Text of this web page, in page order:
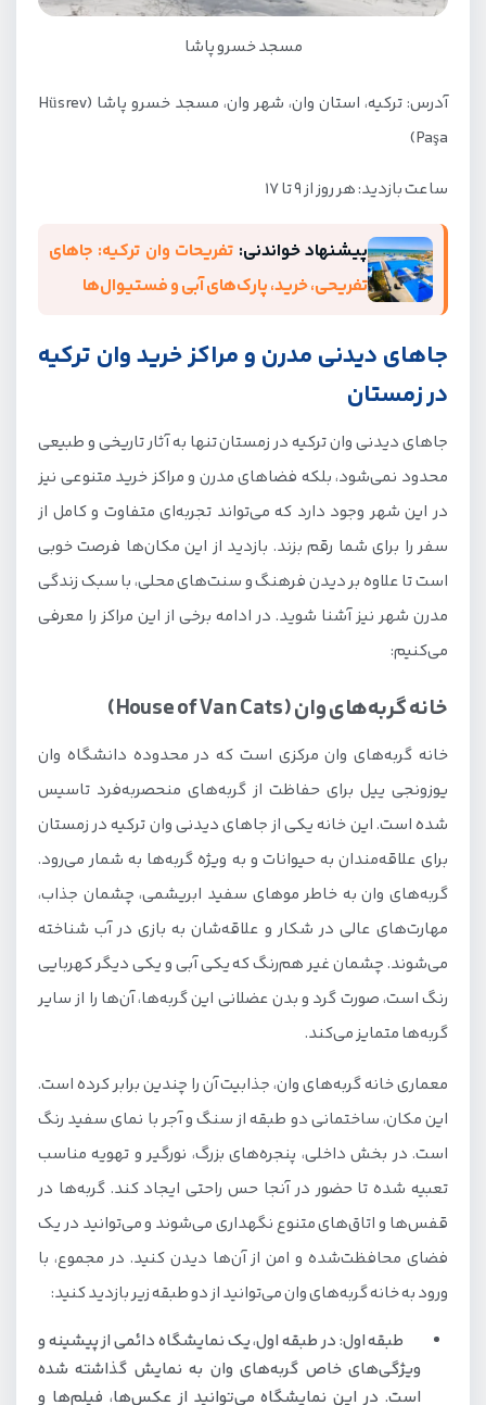
مسجد خسرو پاشا
آدرس: ترکیه، استان وان، شهر وان، مسجد خسرو پاشا (Hüsrev
Paşa)
ساعت بازدید: هر روز از 9 تا 17
پیشنهاد خواندنی: تفریحات وان ترکیه: جاهای
تفریحی، خرید، پارک‌های آبی و فستیوال‌ها
جاهای دیدنی مدرن و مراکز خرید وان ترکیه
در زمستان
جاهای دیدنی وان ترکیه در زمستان تنها به آثار تاریخی و طبیعی
محدود نمی‌شود، بلکه فضاهای مدرن و مراکز خرید متنوعی نیز
در این شهر وجود دارد که می‌تواند تجربه‌ای متفاوت و کامل از
سفر را برای شما رقم بزند. بازدید از این مکان‌ها فرصت خوبی
است تا علاوه بر دیدن فرهنگ و سنت‌های محلی، با سبک زندگی
مدرن شهر نیز آشنا شوید. در ادامه برخی از این مراکز را معرفی
می‌کنیم:
خانه گربه‌های وان (House of Van Cats)
خانه گربه‌های وان مرکزی است که در محدوده دانشگاه وان
یوزونجی ییل برای حفاظت از گربه‌های منحصربه‌فرد تاسیس
شده است. این خانه یکی از جاهای دیدنی وان ترکیه در زمستان
برای علاقه‌مندان به حیوانات و به ویژه گربه‌ها به شمار می‌رود.
گربه‌های وان به خاطر موهای سفید ابریشمی، چشمان جذاب،
مهارت‌های عالی در شکار و علاقه‌شان به بازی در آب شناخته
می‌شوند. چشمان غیر هم‌رنگ که یکی آبی و یکی دیگر کهربایی
رنگ است، صورت گرد و بدن عضلانی این گربه‌ها، آن‌ها را از سایر
گربه‌ها متمایز می‌کند.
معماری خانه گربه‌های وان، جذابیت آن را چندین برابر کرده است.
این مکان، ساختمانی دو طبقه از سنگ و آجر با نمای سفید رنگ
است. در بخش داخلی، پنجره‌های بزرگ، نورگیر و تهویه مناسب
تعبیه شده تا حضور در آنجا حس راحتی ایجاد کند. گربه‌ها در
قفس‌ها و اتاق‌های متنوع نگهداری می‌شوند و می‌توانید در یک
فضای محافظت‌شده و امن از آن‌ها دیدن کنید. در مجموع، با
ورود به خانه گربه‌های وان می‌توانید از دو طبقه زیر بازدید کنید:
طبقه اول: در طبقه اول، یک نمایشگاه دائمی از پیشینه و
ویژگی‌های خاص گربه‌های وان به نمایش گذاشته شده
است. در این نمایشگاه می‌توانید از عکس‌ها، فیلم‌ها و